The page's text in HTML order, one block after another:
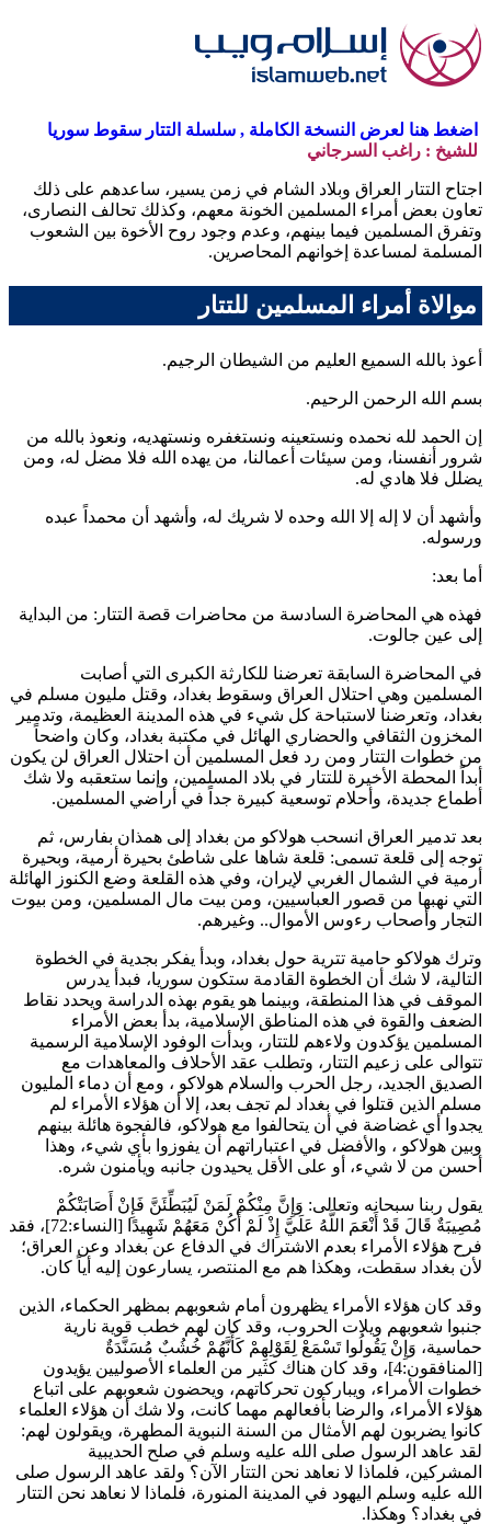
اضغط هنا لعرض النسخة الكاملة , سلسلة التتار سقوط سوريا
للشيخ : راغب السرجاني
اجتاح التتار العراق وبلاد الشام في زمن يسير، ساعدهم على ذلك
تعاون بعض أمراء المسلمين الخونة معهم، وكذلك تحالف النصارى،
وتفرق المسلمين فيما بينهم، وعدم وجود روح الأخوة بين الشعوب
المسلمة لمساعدة إخوانهم المحاصرين.
موالاة أمراء المسلمين للتتار
أعوذ بالله السميع العليم من الشيطان الرجيم.
بسم الله الرحمن الرحيم.
إن الحمد لله نحمده ونستعينه ونستغفره ونستهديه، ونعوذ بالله من
شرور أنفسنا، ومن سيئات أعمالنا، من يهده الله فلا مضل له، ومن
يضلل فلا هادي له.
وأشهد أن لا إله إلا الله وحده لا شريك له، وأشهد أن محمداً عبده
ورسوله.
أما بعد:
فهذه هي المحاضرة السادسة من محاضرات قصة التتار: من البداية
إلى عين جالوت.
في المحاضرة السابقة تعرضنا للكارثة الكبرى التي أصابت
المسلمين وهي احتلال العراق وسقوط بغداد، وقتل مليون مسلم في
بغداد، وتعرضنا لاستباحة كل شيء في هذه المدينة العظيمة، وتدمير
المخزون الثقافي والحضاري الهائل في مكتبة بغداد، وكان واضحاً
من خطوات التتار ومن رد فعل المسلمين أن احتلال العراق لن يكون
أبداً المحطة الأخيرة للتتار في بلاد المسلمين، وإنما ستعقبه ولا شك
أطماع جديدة، وأحلام توسعية كبيرة جداً في أراضي المسلمين.
بعد تدمير العراق انسحب هولاكو من بغداد إلى همذان بفارس، ثم
توجه إلى قلعة تسمى: قلعة شاها على شاطئ بحيرة أرمية، وبحيرة
أرمية في الشمال الغربي لإيران، وفي هذه القلعة وضع الكنوز الهائلة
التي نهبها من قصور العباسيين، ومن بيت مال المسلمين، ومن بيوت
التجار وأصحاب رءوس الأموال.. وغيرهم.
وترك هولاكو حامية تترية حول بغداد، وبدأ يفكر بجدية في الخطوة
التالية، لا شك أن الخطوة القادمة ستكون سوريا، فبدأ يدرس
الموقف في هذا المنطقة، وبينما هو يقوم بهذه الدراسة ويحدد نقاط
الضعف والقوة في هذه المناطق الإسلامية، بدأ بعض الأمراء
المسلمين يؤكدون ولاءهم للتتار، وبدأت الوفود الإسلامية الرسمية
تتوالى على زعيم التتار، وتطلب عقد الأحلاف والمعاهدات مع
الصديق الجديد، رجل الحرب والسلام هولاكو ، ومع أن دماء المليون
مسلم الذين قتلوا في بغداد لم تجف بعد، إلا أن هؤلاء الأمراء لم
يجدوا أي غضاضة في أن يتحالفوا مع هولاكو، فالفجوة هائلة بينهم
وبين هولاكو ، والأفضل في اعتباراتهم أن يفوزوا بأي شيء، وهذا
أحسن من لا شيء، أو على الأقل يحيدون جانبه ويأمنون شره.
يقول ربنا سبحانه وتعالى: وَإِنَّ مِنْكُمْ لَمَنْ لَيُبَطِّئَنَّ فَإِنْ أَصَابَتْكُمْ
مُصِيبَةٌ قَالَ قَدْ أَنْعَمَ اللَّهُ عَلَيَّ إِذْ لَمْ أَكُنْ مَعَهُمْ شَهِيدًا
[النساء:72]، فقد
فرح هؤلاء الأمراء بعدم الاشتراك في الدفاع عن بغداد وعن العراق؛
لأن بغداد سقطت، وهكذا هم مع المنتصر، يسارعون إليه أياً كان.
وقد كان هؤلاء الأمراء يظهرون أمام شعوبهم بمظهر الحكماء، الذين
جنبوا شعوبهم ويلات الحروب، وقد كان لهم خطب قوية نارية
حماسية، وَإِنْ يَقُولُوا تَسْمَعْ لِقَوْلِهِمْ كَأَنَّهُمْ خُشُبٌ مُسَنَّدَةٌ
[المنافقون:4]، وقد كان هناك كثير من العلماء الأصوليين يؤيدون
خطوات الأمراء، ويباركون تحركاتهم، ويحضون شعوبهم على اتباع
هؤلاء الأمراء، والرضا بأفعالهم مهما كانت، ولا شك أن هؤلاء العلماء
كانوا يضربون لهم الأمثال من السنة النبوية المطهرة، ويقولون لهم:
لقد عاهد الرسول صلى الله عليه وسلم في صلح الحديبية
المشركين، فلماذا لا نعاهد نحن التتار الآن؟ ولقد عاهد الرسول صلى
الله عليه وسلم اليهود في المدينة المنورة، فلماذا لا نعاهد نحن التتار
في بغداد؟ وهكذا.